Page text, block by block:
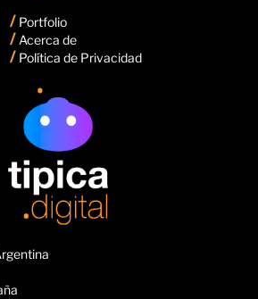
/ Portfolio
/ Acerca de
/ Política de Privacidad